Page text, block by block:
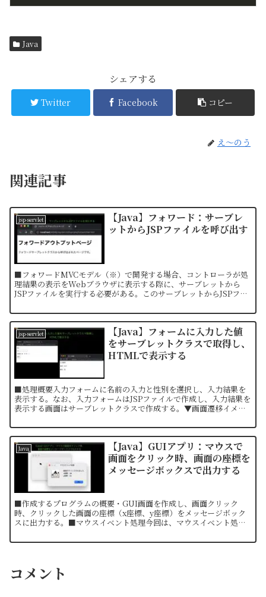
Java
シェアする
Twitter Facebook コピー
え〜のう
関連記事
jsp-servlet
【Java】フォワード：サーブレ
ットからJSPファイルを呼び出す
■フォワードMVCモデル（※）で開発する場合、コントローラが処
理結果の表示をWebブラウザに表示する際に、サーブレットから
JSPファイルを実行する必要がある。このサーブレットからJSPファ
jsp-servlet
【Java】フォームに入力した値
をサーブレットクラスで取得し、
HTMLで表示する
■処理概要入力フォームに名前の入力と性別を選択し、入力結果を
表示する。なお、入力フォームはJSPファイルで作成し、入力結果を
表示する画面はサーブレットクラスで作成する。▼画面遷移イメー
Java
【Java】GUIアプリ：マウスで
画面をクリック時、画面の座標を
メッセージボックスで出力する
■作成するプログラムの概要・GUI画面を作成し、画面クリック
時、クリックした画面の座標（x座標、y座標）をメッセージボック
スに出力する。■マウスイベント処理今回は、マウスイベント処理
コメント